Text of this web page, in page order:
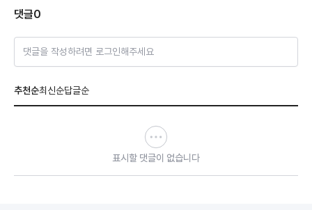
댓글0
댓글을 작성하려면 로그인해주세요
추천순최신순답글순
표시할 댓글이 없습니다